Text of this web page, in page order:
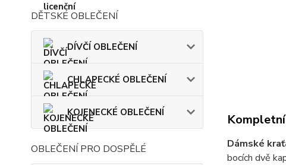
DĚTSKÉ OBLEČENÍ
DÍVČÍ OBLEČENÍ
CHLAPECKÉ OBLEČENÍ
KOJENECKÉ OBLEČENÍ
OBLEČENÍ PRO DOSPĚLÉ Dámské
bocích dvě